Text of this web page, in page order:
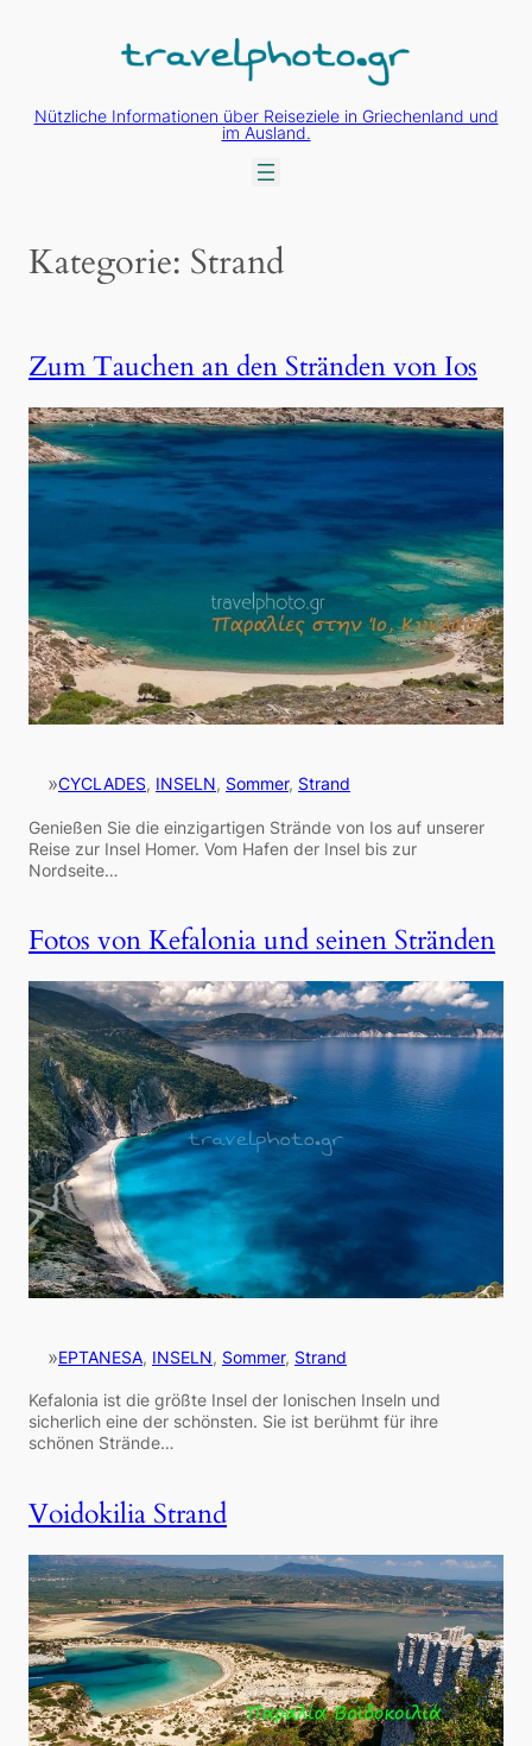
Nützliche Informationen über Reiseziele in Griechenland und
im Ausland.
Kategorie: Strand
Zum Tauchen an den Stränden von Ios
»CYCLADES, INSELN, Sommer, Strand
Genießen Sie die einzigartigen Strände von Ios auf unserer
Reise zur Insel Homer. Vom Hafen der Insel bis zur
Nordseite…
Fotos von Kefalonia und seinen Stränden
»EPTANESA, INSELN, Sommer, Strand
Kefalonia ist die größte Insel der Ionischen Inseln und
sicherlich eine der schönsten. Sie ist berühmt für ihre
schönen Strände…
Voidokilia Strand